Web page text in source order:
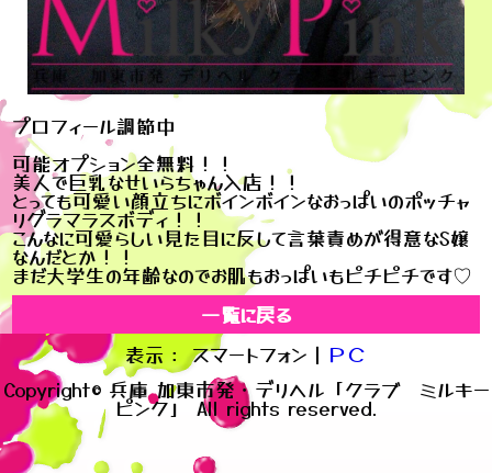
プロフィール調節中
可能オプション全無料！！
美人で巨乳なせいらちゃん入店！！
とっても可愛い顔立ちにボインボインなおっぱいのポッチャ
リグラマラスボディ！！
こんなに可愛らしい見た目に反して言葉責めが得意なS嬢
なんだとか！！
まだ大学生の年齢なのでお肌もおっぱいもピチピチです♡
一覧に戻る
表示： スマートフォン｜ ＰＣ
Copyright© 兵庫 加東市発・デリヘル「クラブ ミルキー
ピンク」 All rights reserved.